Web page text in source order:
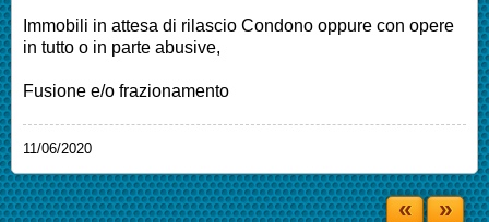
Immobili in attesa di rilascio Condono oppure con opere
in tutto o in parte abusive,
Fusione e/o frazionamento
11/06/2020
« »